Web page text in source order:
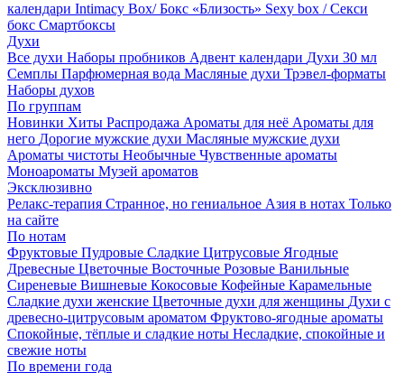
календари Intimacy Box/ Бокс «Близость» Sexy box / Секси
бокс Смартбоксы
Духи
Все духи Наборы пробников Адвент календари Духи 30 мл
Семплы Парфюмерная вода Масляные духи Трэвел-форматы
Наборы духов
По группам
Новинки Хиты Распродажа Ароматы для неё Ароматы для
него Дорогие мужские духи Масляные мужские духи
Ароматы чистоты Необычные Чувственные ароматы
Моноароматы Музей ароматов
Эксклюзивно
Релакс-терапия Странное, но гениальное Азия в нотах Только
на сайте
По нотам
Фруктовые Пудровые Сладкие Цитрусовые Ягодные
Древесные Цветочные Восточные Розовые Ванильные
Сиреневые Вишневые Кокосовые Кофейные Карамельные
Сладкие духи женские Цветочные духи для женщины Духи с
древесно-цитрусовым ароматом Фруктово-ягодные ароматы
Спокойные, тёплые и сладкие ноты Несладкие, спокойные и
свежие ноты
По времени года